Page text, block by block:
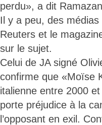
perdu», a dit
Il y a peu, des
Reuters et le
sur le sujet.
Celui de JA signé
confirme que «Moïse
italienne entre 2000
porte préjudice à la
l’opposant en exil.